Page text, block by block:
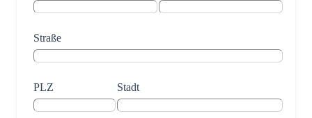
Straße
PLZ Stadt